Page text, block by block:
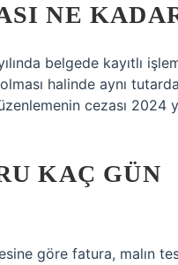
NE
belgede kayıtlı
halinde aynı
cezası 2024
KAÇ GÜN
göre fatura, malın